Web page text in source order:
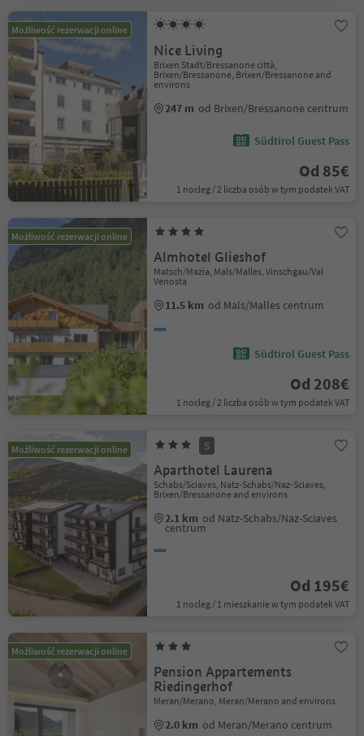
Możliwość rezerwacji online
Nice Living
Brixen Stadt/Bressanone città,
Brixen/Bressanone, Brixen/Bressanone and
environs
247 m od Brixen/Bressanone centrum
Südtirol Guest Pass
Od 85€
1 nocleg / 2 liczba osób w tym podatek VAT
Możliwość rezerwacji online
Almhotel Glieshof
Matsch/Mazia, Mals/Malles, Vinschgau/Val
Venosta
11.5 km od Mals/Malles centrum
Südtirol Guest Pass
Od 208€
1 nocleg / 2 liczba osób w tym podatek VAT
Możliwość rezerwacji online S
Aparthotel Laurena
Schabs/Sciaves, Natz-Schabs/Naz-Sciaves,
Brixen/Bressanone and environs
2.1 km od Natz-Schabs/Naz-Sciaves
centrum
Od 195€
1 nocleg / 1 mieszkanie w tym podatek VAT
Możliwość rezerwacji online
Pension Appartements
Riedingerhof
Meran/Merano, Meran/Merano and environs
2.0 km od Meran/Merano centrum